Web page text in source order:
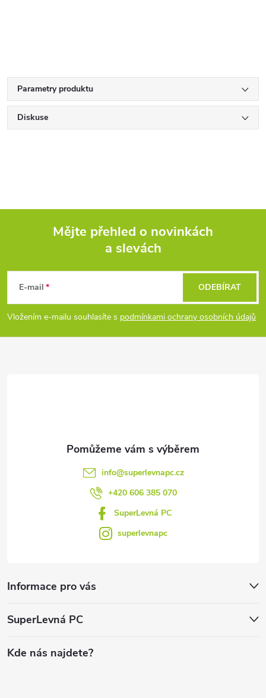
Parametry produktu
Diskuse
p
a
Mějte přehled o novinkách
a slevách
E-mail
Vložením e-mailu souhlasíte s podmínkami ochrany osobních údajů
ODEBÍRAT
info@superlevnapc.cz
+420 606 385 070
SuperLevná PC
superlevnapc
Informace pro vás
SuperLevná PC
Kde nás najdete?